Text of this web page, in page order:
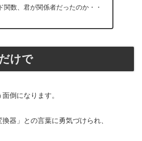
関数、君が関係者だったのか・・
けで
倒になります。
器」との言葉に勇気づけられ、